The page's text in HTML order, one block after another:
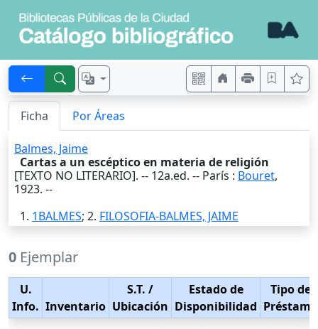
Ficha Por Áreas
Balmes, Jaime
Cartas a un escéptico en materia de religión
[TEXTO NO LITERARIO]. -- 12a.ed. -- París : Bouret,
1923. --
1. 1BALMES; 2. FILOSOFIA-BALMES, JAIME
0 Ejemplar
U.
Info. Inventario
S.T. /
Ubicación
Estado de
Disponibilidad
Tipo de
Préstamo